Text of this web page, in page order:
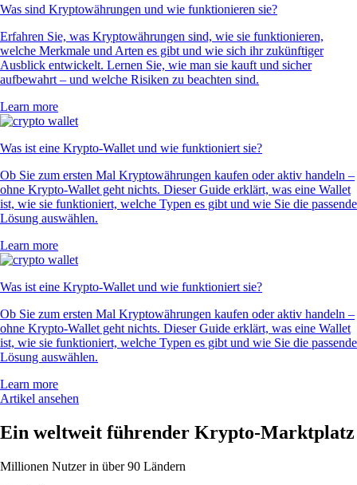
Was sind Kryptowährungen und wie funktionieren sie?
Erfahren Sie, was Kryptowährungen sind, wie sie funktionieren,
welche Merkmale und Arten es gibt und wie sich ihr zukünftiger
Ausblick entwickelt. Lernen Sie, wie man sie kauft und sicher
aufbewahrt – und welche Risiken zu beachten sind.
Learn more
Was ist eine Krypto-Wallet und wie funktioniert sie?
Ob Sie zum ersten Mal Kryptowährungen kaufen oder aktiv handeln –
ohne Krypto-Wallet geht nichts. Dieser Guide erklärt, was eine Wallet
ist, wie sie funktioniert, welche Typen es gibt und wie Sie die passende
Lösung auswählen.
Learn more
Was ist eine Krypto-Wallet und wie funktioniert sie?
Ob Sie zum ersten Mal Kryptowährungen kaufen oder aktiv handeln –
ohne Krypto-Wallet geht nichts. Dieser Guide erklärt, was eine Wallet
ist, wie sie funktioniert, welche Typen es gibt und wie Sie die passende
Lösung auswählen.
Learn more
Artikel ansehen
Ein weltweit führender Krypto-Marktplatz
Millionen Nutzer in über 90 Ländern